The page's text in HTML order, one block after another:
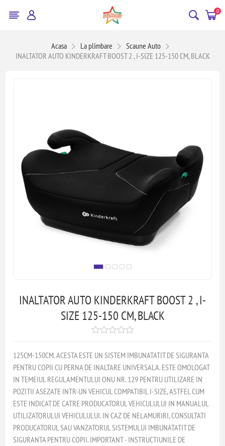
0
Acasa La plimbare
Scaune Auto
INALTATOR AUTO KINDERKRAFT BOOST 2 , I-SIZE 125-150 CM, BLACK
INALTATOR AUTO KINDERKRAFT BOOST 2 , I-
SIZE 125-150 CM, BLACK
125CM-150CM. ACESTA ESTE UN SISTEM IMBUNATATIT DE SIGURANTA
PENTRU COPII CU PERNA DE INALTARE UNIVERSALA. ESTE OMOLOGAT
IN TEMEIUL REGULAMENTULUI ONU NR. 129 PENTRU UTILIZARE IN
POZITII ASEZATE INTR-UN VEHICUL COMPATIBIL I-SIZE, ASTFEL CUM
ESTE INDICAT DE CATRE PRODUCATORUL VEHICULULUI IN MANUALUL
UTILIZATORULUI VEHICULULUI. IN CAZ DE NELAMURIRI, CONSULTATI
PRODUCATORUL SAU VANZATORUL SISTEMULUI IMBUNATATIT DE
SIGURANTA PENTRU COPII. IMPORTANT - INSTRUCTIUNILE DE